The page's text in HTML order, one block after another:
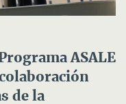
ASALE
de la